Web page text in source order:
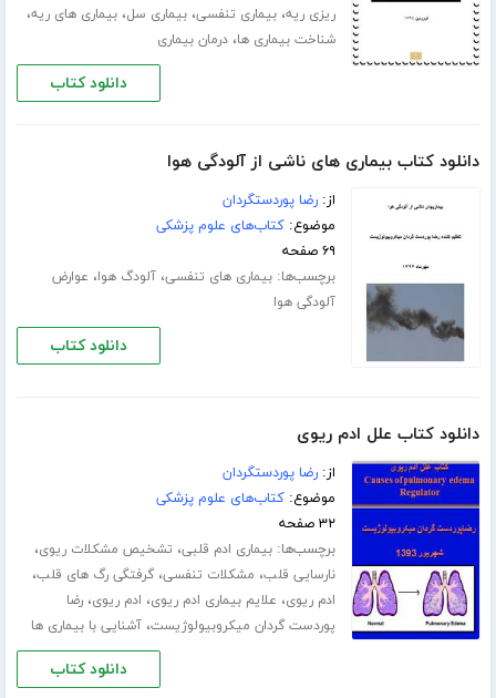
ریزی ریه،بیماری تنفسی،بیماری سل،بیماری های ریه،
شناخت بیماری ها،درمان بیماری
دانلود کتاب
دانلود کتاب بیماری های ناشی از آلودگی هوا
از:رضا پوردستگردان
موضوع:کتاب‌های علوم پزشکی
۶۹ صفحه
برچسب‌ها:بیماری های تنفسی،آلودگ هوا، عوارض
آلودگی هوا
دانلود کتاب
دانلود کتاب علل ادم ریوی
از:رضا پوردستگردان
موضوع:کتاب‌های علوم پزشکی
۳۲ صفحه
برچسب‌ها:بیماری ادم قلبی، تشخیص مشکلات ریوی،
نارسایی قلب، مشکلات تنفسی،گرفتگی رگ های قلب،
ادم ریوی، علایم‌ بیماری ادم ریوی، ادم ریوی،رضا
پوردست گردان میکروبیولوژیست،آشنایی با بیماری ها
دانلود کتاب